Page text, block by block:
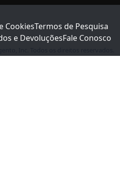
CookiesTermos de Pesquisa
e DevoluçõesFale Conosco